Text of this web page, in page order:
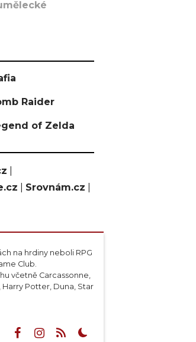
Raider
of Zelda
Srovnám.cz
na hrdiny neboli RPG
Club.
včetně Carcassonne,
Harry Potter, Duna, Star